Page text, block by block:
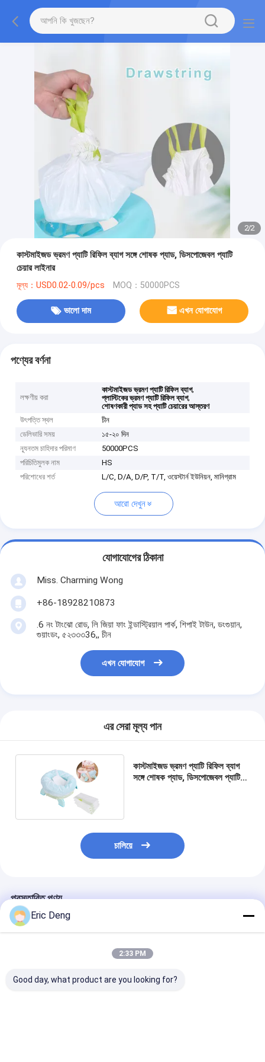
2/2
কাস্টমাইজড ভ্রমণ প্যাটি রিফিল ব্যাগ সঙ্গে শোষক প্যাড, ডিসপোজেবল প্যাটি
চেয়ার লাইনার
মূল্য：USD0.02-0.09/pcs MOQ：50000PCS
ভালো দাম এখন যোগাযোগ
পণ্যের বর্ণনা
লক্ষণীয় করা
কাস্টমাইজড ভ্রমণ প্যাটি রিফিল ব্যাগ,
প্লাস্টিকের ভ্রমণ প্যাটি রিফিল ব্যাগ,
শোষণকারী প্যাড সহ প্যাটি চেয়ারের আস্তরণ
উৎপত্তি স্থল
চীন
ডেলিভারি সময়
১৫-২০ দিন
ন্যূনতম চাহিদার পরিমাণ
50000PCS
পরিচিতিমুলক নাম
HS
পরিশোধের শর্ত
L/C, D/A, D/P, T/T, ওয়েস্টার্ন ইউনিয়ন, মানিগ্রাম
আরো দেখুন
যোগাযোগের ঠিকানা
Miss. Charming Wong
+86-18928210873
.6 নং টাংঝো রোড, লি জিয়া ফাং ইন্ডাস্ট্রিয়াল পার্ক, শিপাই টাউন, ডংগুয়ান,
গুয়াংডং, ৫২৩৩৩36,, চীন
এখন যোগাযোগ
এর সেরা মূল্য পান
কাস্টমাইজড ভ্রমণ প্যাটি রিফিল ব্যাগ
সঙ্গে শোষক প্যাড, ডিসপোজেবল প্যাটি
চালিয়ে
প্রস্তাবিত পণ্য
Eric Deng
2:33 PM
Good day, what product are you looking for?